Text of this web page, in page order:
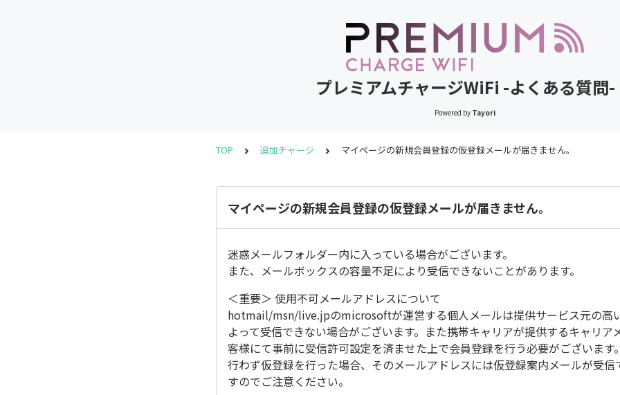
プレミアムチャージWiFi -よくある質問-
Powered by Tayori
TOP 追加チャージ マイページの新規会員登録の仮登録メールが届きません。
マイページの新規会員登録の仮登録メールが届きません。
迷惑メールフォルダー内に入っている場合がございます。
また、メールボックスの容量不足により受信できないことがあります。
＜重要＞ 使用不可メールアドレスについて
hotmail/msn/live.jpのmicrosoftが運営する個人メールは提供サービス元の高
よって受信できない場合がございます。また携帯キャリアが提供するキャリア
客様にて事前に受信許可設定を済ませた上で会員登録を行う必要がございます
行わず仮登録を行った場合、そのメールアドレスには仮登録案内メールが受信
すのでご注意ください。